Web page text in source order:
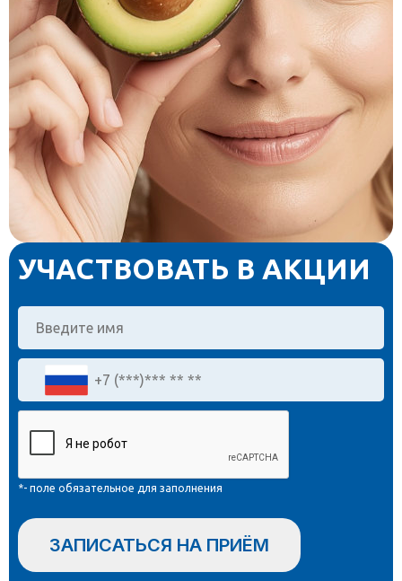
УЧАСТВОВАТЬ В АКЦИИ
*- поле обязательное для заполнения
ЗАПИСАТЬСЯ НА ПРИЁМ